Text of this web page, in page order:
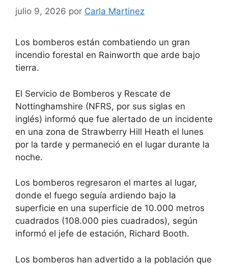
julio 9, 2026 por Carla Martinez
Los bomberos están combatiendo un gran
incendio forestal en Rainworth que arde bajo
tierra.
El Servicio de Bomberos y Rescate de
Nottinghamshire (NFRS, por sus siglas en
inglés) informó que fue alertado de un incidente
en una zona de Strawberry Hill Heath el lunes
por la tarde y permaneció en el lugar durante la
noche.
Los bomberos regresaron el martes al lugar,
donde el fuego seguía ardiendo bajo la
superficie en una superficie de 10.000 metros
cuadrados (108.000 pies cuadrados), según
informó el jefe de estación, Richard Booth.
Los bomberos han advertido a la población que